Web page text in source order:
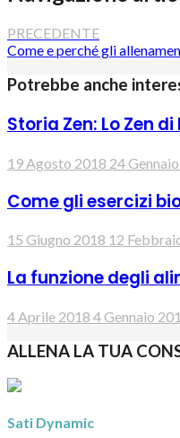
PRECEDENTE
Come e perché gli
Potrebbe anche
Storia Zen: Lo Zen
19 Agosto 2018 24
Come gli esercizi
15 Giugno 2018 12
La funzione degli
4 Aprile 2018 4 Gennaio
ALLENA LA TUA
Sati Dynamic